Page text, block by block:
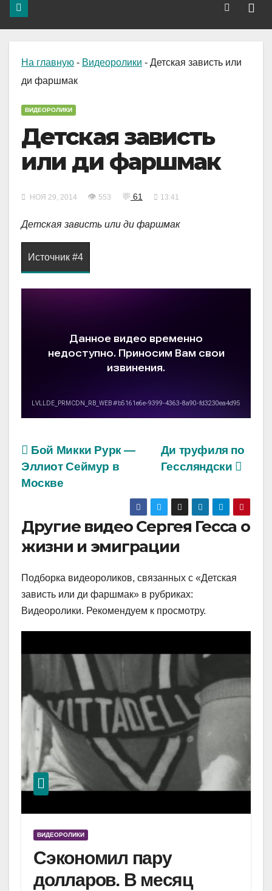
На главную - Видеоролики - Детская зависть или
ди фаршмак
ВИДЕОРОЛИКИ
Детская зависть
или ди фаршмак
НОЯ 29, 2014 👁 553 💬 61 13:41
Детская зависть или ди фаршмак
Источник #4
Ди труфиля по
Гессляндски
Бой Микки Рурк —
Эллиот Сеймур в
Москве
Другие видео Сергея Гесса о
жизни и эмиграции
Подборка видеороликов, связанных с «Детская
зависть или ди фаршмак» в рубриках:
Видеоролики. Рекомендуем к просмотру.
ВИДЕОРОЛИКИ
Сэкономил пару
долларов. В месяц